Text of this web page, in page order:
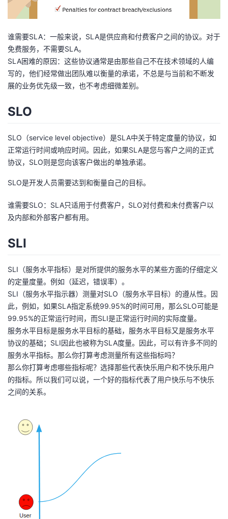
谁需要SLA：一般来说，SLA是供应商和付费客户之间的协议。对于
免费服务，不需要SLA。
SLA困难的原因：这些协议通常是由那些自己不在技术领域的人编
写的，他们经常做出团队难以衡量的承诺，不总是与当前和不断发
展的业务优先级一致，也不考虑细微差别。
SLO
SLO（service level objective）是SLA中关于特定度量的协议，如
正常运行时间或响应时间。因此，如果SLA是您与客户之间的正式
协议，SLO则是您向该客户做出的单独承诺。
SLO是开发人员需要达到和衡量自己的目标。
谁需要SLO：SLA只适用于付费客户，SLO对付费和未付费客户以
及内部和外部客户都有用。
SLI
SLI（服务水平指标）是对所提供的服务水平的某些方面的仔细定义
的定量度量。例如（延迟，错误率）。
SLI（服务水平指示器）测量对SLO（服务水平目标）的遵从性。因
此，例如，如果SLA指定系统99.95%的时间可用，那么SLO可能是
99.95%的正常运行时间，而SLI是正常运行时间的实际度量。
服务水平目标是服务水平目标的基础，服务水平目标又是服务水平
协议的基础；SLI因此也被称为SLA度量。因此，可以有许多不同的
服务水平指标。那么你打算考虑测量所有这些指标吗？
那么你打算考虑哪些指标呢？选择那些代表快乐用户和不快乐用户
的指标。所以我们可以说，一个好的指标代表了用户快乐与不快乐
之间的关系。